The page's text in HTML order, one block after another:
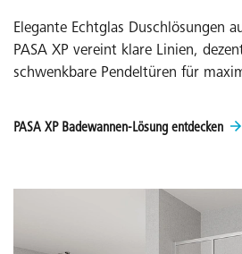
Elegante Echtglas Duschlösungen
PASA XP vereint klare Linien,
schwenkbare Pendeltüren für
PASA XP Badewannen-Lösung entdecken